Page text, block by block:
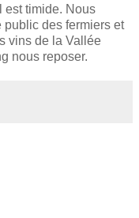
est timide. Nous
des fermiers et
vins de la Vallée
nous reposer.